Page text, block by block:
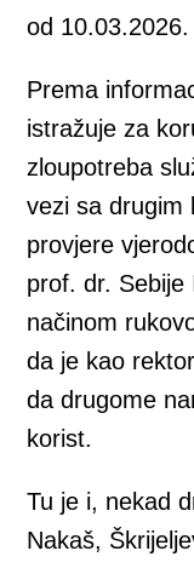
od
Prema
istražuje za
zloupotreba
vezi sa drugim
provjere
prof. dr. Sebije
načinom
da je kao
da drugome
korist.
Tu je i, nekad
Nakaš,